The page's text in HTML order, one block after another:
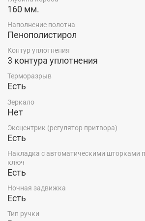
160 мм.
Наполнение полотна
Пенополистирол
Контур уплотнения
3 контура уплотнения
Терморазрыв
Есть
Зеркало
Нет
Эксцентрик (регулятор притвора)
Есть
Накладка с автоматическими шторками
ключ
Есть
Ночная задвижка
Есть
Тип ручки